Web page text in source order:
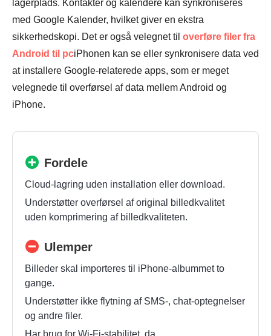
Trin 2.
lagerplads. Kontakter og kalendere kan synkroniseres
med Google Kalender, hvilket giver en ekstra
sikkerhedskopi. Det er også velegnet til overføre filer fra
Android til pciPhonen kan se eller synkronisere data ved
at installere Google-relaterede apps, som er meget
velegnede til overførsel af data mellem Android og
iPhone.
Fordele
Cloud-lagring uden installation eller download.
Understøtter overførsel af original billedkvalitet
uden komprimering af billedkvaliteten.
Ulemper
Billeder skal importeres til iPhone-albummet to
gange.
Understøtter ikke flytning af SMS-, chat-optegnelser
og andre filer.
Har brug for Wi-Fi-stabilitet, da